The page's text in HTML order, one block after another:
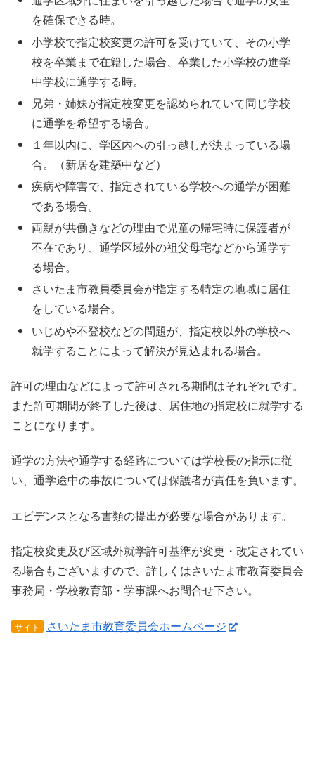
を確保できる時。
小学校で指定校変更の許可を受けていて、その小学
校を卒業まで在籍した場合、卒業した小学校の進学
中学校に通学する時。
兄弟・姉妹が指定校変更を認められていて同じ学校
に通学を希望する場合。
１年以内に、学区内への引っ越しが決まっている場
合。（新居を建築中など）
疾病や障害で、指定されている学校への通学が困難
である場合。
両親が共働きなどの理由で児童の帰宅時に保護者が
不在であり、通学区域外の祖父母宅などから通学す
る場合。
さいたま市教員委員会が指定する特定の地域に居住
をしている場合。
いじめや不登校などの問題が、指定校以外の学校へ
就学することによって解決が見込まれる場合。
許可の理由などによって許可される期間はそれぞれです。
また許可期間が終了した後は、居住地の指定校に就学する
ことになります。
通学の方法や通学する経路については学校長の指示に従
い、通学途中の事故については保護者が責任を負います。
エビデンスとなる書類の提出が必要な場合があります。
指定校変更及び区域外就学許可基準が変更・改定されてい
る場合もございますので、詳しくはさいたま市教育委員会
事務局・学校教育部・学事課へお問合せ下さい。
サイト さいたま市教育委員会ホームページ